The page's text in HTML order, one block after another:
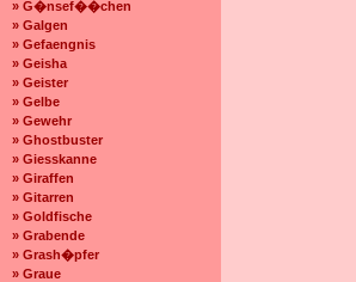
» G�nsef��chen
» Galgen
» Gefaengnis
» Geisha
» Geister
» Gelbe
» Gewehr
» Ghostbuster
» Giesskanne
» Giraffen
» Gitarren
» Goldfische
» Grabende
» Grash�pfer
» Graue